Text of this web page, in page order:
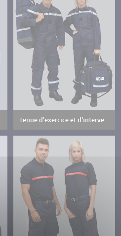
EN LIGNE